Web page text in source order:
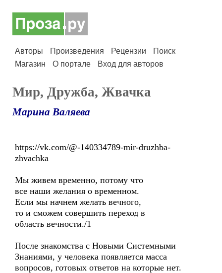
Авторы Произведения Рецензии
Поиск
Магазин
О портале Вход для авторов
Мир, Дружба, Жвачка
Марина Валяева
https://vk.com/@-140334789-mir-druzhba-
zhvachka
Мы живем временно, потому что
все наши желания о временном.
Если мы начнем желать вечного,
то и сможем совершить переход в
область вечности./1
После знакомства с Новыми Системными
Знаниями, у человека появляется масса
вопросов, готовых ответов на которые нет.